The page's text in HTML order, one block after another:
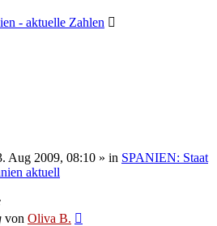
- aktuelle Zahlen
Aug 2009, 08:10 » in SPANIEN: Staat
aktuell
von Oliva B.